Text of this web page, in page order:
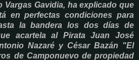
Vargas Gavidia, ha explicado que
en perfectas condiciones para
la bandera los dos días de
acartela al Pirata Juan José
Nazaré y César Bazán "El
de Camponuevo de propiedad